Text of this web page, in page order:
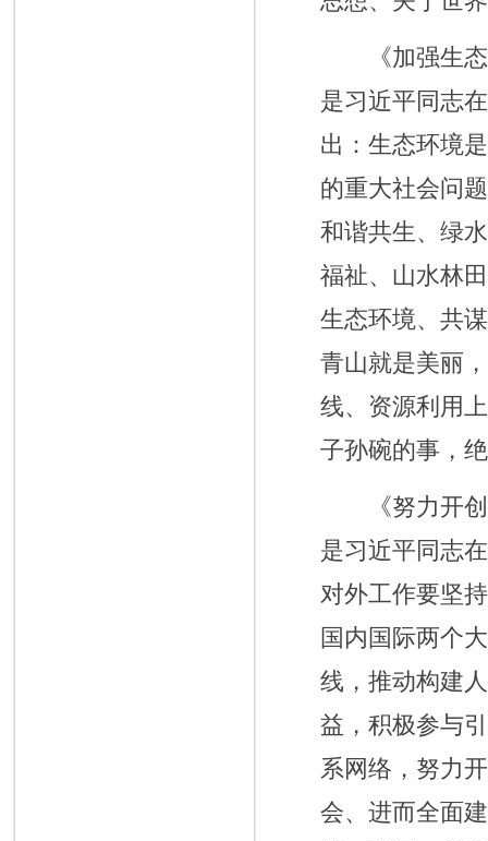
《加强生态
是习近平同志
出：生态环境
的重大社会问
和谐共生、绿
福祉、山水林
生态环境、共
青山就是美丽
线、资源利用
子孙碗的事，
《努力开创
是习近平同志
对外工作要坚
国内国际两个
线，推动构建
益，积极参与
系网络，努力
会、进而全面